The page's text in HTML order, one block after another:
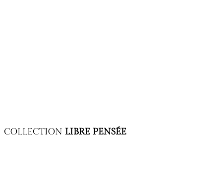
COLLECTION LIBRE PENSÉE